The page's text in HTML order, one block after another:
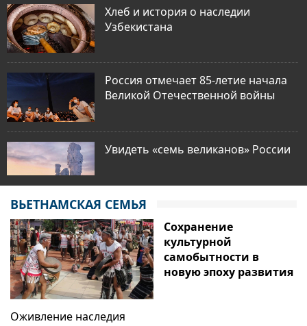
Хлеб и история о наследии
Узбекистана
Россия отмечает 85-летие начала
Великой Отечественной войны
Увидеть «семь великанов» России
V Евразийский экономический
форум: формирование
технологического будущего
Почему «острова-праздники»
становятся «магнитом» для
туристов?
ВЬЕТНАМСКАЯ СЕМЬЯ
Сохранение
культурной
самобытности в
новую эпоху развития
Оживление наследия